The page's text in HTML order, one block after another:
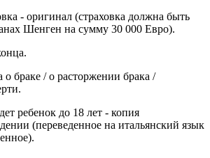
- оригинал (страховка должна быть
Шенген на сумму 30 000 Евро).
о браке / о расторжении брака /
ребенок до 18 лет - копия
(переведенное на итальянский язык